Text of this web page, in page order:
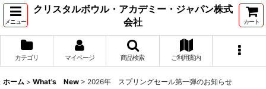
メニュー
クリスタルボウル・アカデミー・ジャパン株式
会社
カート
カテゴリ マイページ 商品検索 ご利用案内
ホーム > What's New > 2026年 スプリングセール第一弾のお知らせ